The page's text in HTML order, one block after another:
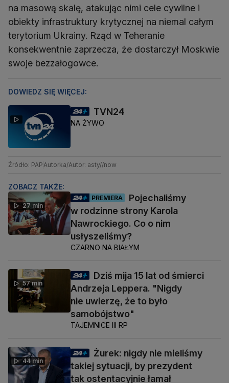
na masową skalę, atakując nimi cele cywilne i
obiekty infrastruktury krytycznej na niemal całym
terytorium Ukrainy. Rząd w Teheranie
konsekwentnie zaprzecza, że dostarczył Moskwie
swoje bezzałogowce.
DOWIEDZ SIĘ WIĘCEJ:
TVN24
NA ŻYWO
Źródło: PAPAutorka/Autor: asty//now
ZOBACZ TAKŻE:
27 min
PREMIERA
Pojechaliśmy
w rodzinne strony Karola
Nawrockiego. Co o nim
usłyszeliśmy?
CZARNO NA BIAŁYM
57 min
Dziś mija 15 lat od śmierci
Andrzeja Leppera. "Nigdy
nie uwierzę, że to było
samobójstwo"
TAJEMNICE III RP
44 min
Żurek: nigdy nie mieliśmy
takiej sytuacji, by prezydent
tak ostentacyjnie łamał